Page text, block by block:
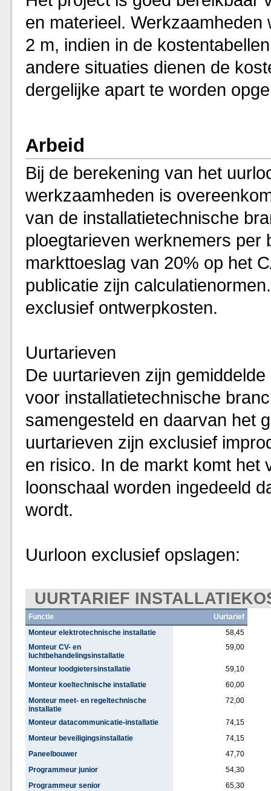
en materieel.
2 m, indien in de
andere situaties dienen de
dergelijke apart te worden
Arbeid
Bij de berekening van het
werkzaamheden is
van de installatietechnische
ploegtarieven werknemers per
markttoeslag van 20% op het
publicatie zijn
exclusief ontwerpkosten.
Uurtarieven
De uurtarieven zijn
voor installatietechnische
samengesteld en daarvan het
uurtarieven zijn exclusief
en risico. In de markt komt het
loonschaal worden ingedeeld
wordt.
Uurloon exclusief opslagen:
UURTARIEF
Functie
Uurtarief
Monteur elektrotechnische installatie
58,45
Monteur CV- en
luchtbehandelingsinstallatie
59,00
Monteur loodgietersinstallatie
59,10
Monteur koeltechnische installatie
60,00
Monteur meet- en regeltechnische
installatie
72,00
Monteur datacommunicatie-installatie
74,15
Monteur beveiligingsinstallatie
74,15
Paneelbouwer
47,70
Programmeur junior
54,30
Programmeur senior
65,30